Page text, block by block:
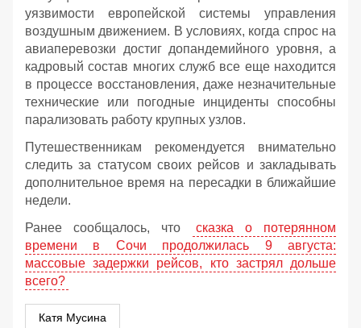
уязвимости европейской системы управления
воздушным движением. В условиях, когда спрос на
авиаперевозки достиг допандемийного уровня, а
кадровый состав многих служб все еще находится
в процессе восстановления, даже незначительные
технические или погодные инциденты способны
парализовать работу крупных узлов.
Путешественникам рекомендуется внимательно
следить за статусом своих рейсов и закладывать
дополнительное время на пересадки в ближайшие
недели.
Ранее сообщалось, что
сказка о потерянном
времени в Сочи продолжилась 9 августа:
массовые задержки рейсов, кто застрял дольше
всего?
Катя Мусина